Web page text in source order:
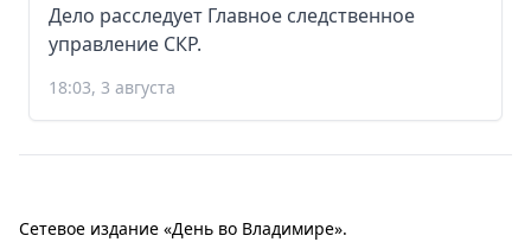
Дело расследует Главное следственное
управление СКР.
18:03, 3 августа
Сетевое издание «День во Владимире».